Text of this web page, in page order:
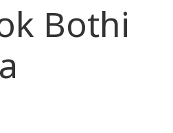
Bothi